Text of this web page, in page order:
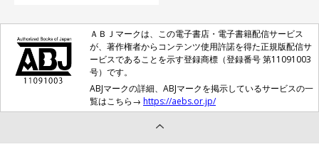
ＡＢＪマークは、この電子書店・電子書籍配信サービス
が、著作権者からコンテンツ使用許諾を得た正規版配信サ
ービスであることを示す登録商標（登録番号 第11091003
号）です。
ABJマークの詳細、ABJマークを掲示しているサービスの一
覧はこちら→ https://aebs.or.jp/